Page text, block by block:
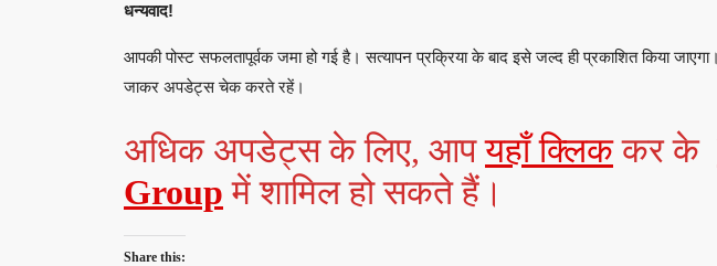
धन्यवाद!
आपकी पोस्ट सफलतापूर्वक जमा हो गई है। सत्यापन प्रक्रिया के बाद इसे जल्द ही प्रकाशित किया
जाकर अपडेट्स चेक करते रहें।
अधिक अपडेट्स के लिए, आपयहाँ क्लिककर के
Group में शामिल हो सकते हैं।
Share this: